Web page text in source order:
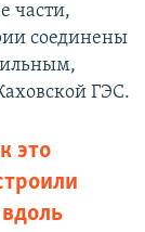
части,
соединены
ГЭС.
это